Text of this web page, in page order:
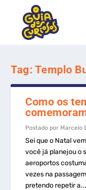
Tag: Templo
Como os
Postado por Marcelo
Sei que o Natal
você já planejou o
aeroportos
vezes na
pretendo repetir a...